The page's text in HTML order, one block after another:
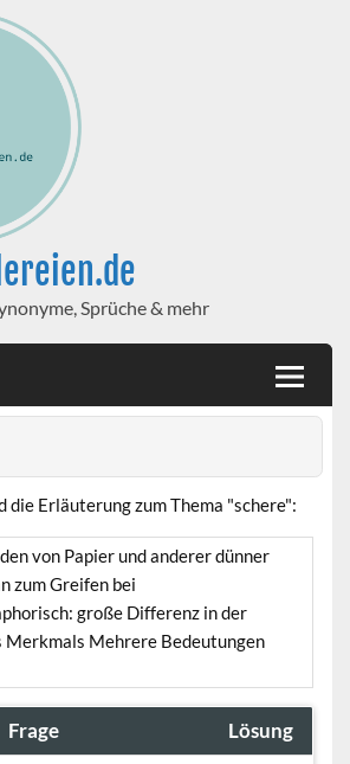
Sprüche & mehr
die Erläuterung zum Thema "schere":
von Papier und anderer dünner
zum Greifen bei
große Differenz in der
Merkmals Mehrere Bedeutungen
Frage Lösung